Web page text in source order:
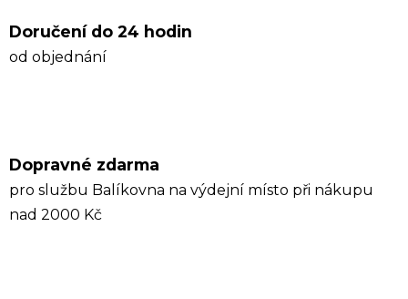
Doručení do 24 hodin
od objednání
Dopravné zdarma
pro službu Balíkovna na výdejní místo při nákupu
nad 2000 Kč